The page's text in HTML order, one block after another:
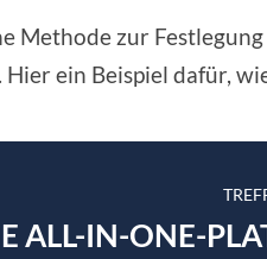
Methode zur
Hier ein Beispiel dafür,
ALL-IN-ONE-